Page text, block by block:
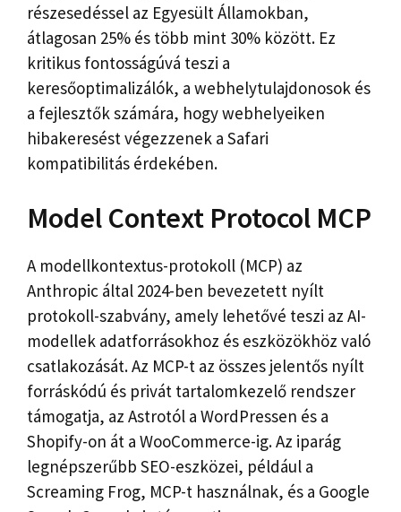
részesedéssel az Egyesült Államokban,
átlagosan 25% és több mint 30% között. Ez
kritikus fontosságúvá teszi a
keresőoptimalizálók, a webhelytulajdonosok és
a fejlesztők számára, hogy webhelyeiken
hibakeresést végezzenek a Safari
kompatibilitás érdekében.
Model Context Protocol MCP
A modellkontextus-protokoll (MCP) az
Anthropic által 2024-ben bevezetett nyílt
protokoll-szabvány, amely lehetővé teszi az AI-
modellek adatforrásokhoz és eszközökhöz való
csatlakozását. Az MCP-t az összes jelentős nyílt
forráskódú és privát tartalomkezelő rendszer
támogatja, az Astrotól a WordPressen és a
Shopify-on át a WooCommerce-ig. Az iparág
legnépszerűbb SEO-eszközei, például a
Screaming Frog, MCP-t használnak, és a Google